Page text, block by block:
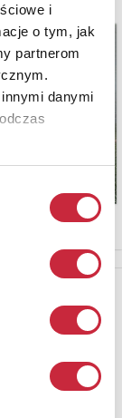
i
o tym, jak
partnerom
danymi
podać